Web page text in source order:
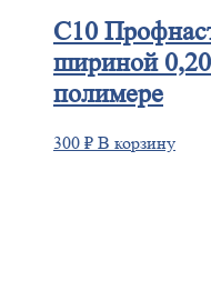
С10
шириной
полимере
300 ₽ В корзину